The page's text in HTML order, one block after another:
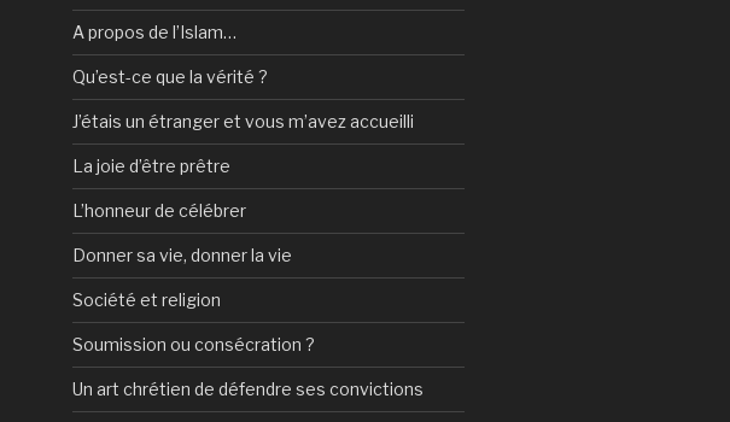
A propos de l’Islam…
Qu’est-ce que la vérité ?
J’étais un étranger et vous m’avez accueilli
La joie d’être prêtre
L’honneur de célébrer
Donner sa vie, donner la vie
Société et religion
Soumission ou consécration ?
Un art chrétien de défendre ses convictions